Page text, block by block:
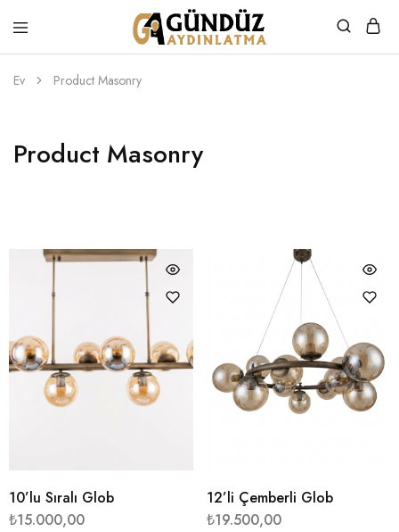
Gündüz
Özel
Ürünler
Ev Product Masonry
Product Masonry
10’lu Sıralı Glob
₺15.000,00
12’li Çemberli Glob
₺19.500,00